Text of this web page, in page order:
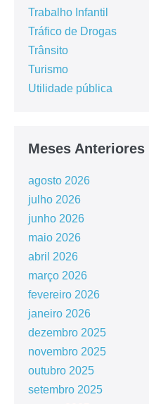
Trabalho Infantil
Tráfico de Drogas
Trânsito
Turismo
Utilidade pública
Meses Anteriores
agosto 2026
julho 2026
junho 2026
maio 2026
abril 2026
março 2026
fevereiro 2026
janeiro 2026
dezembro 2025
novembro 2025
outubro 2025
setembro 2025